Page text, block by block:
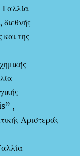
και της
,
Αριστεράς